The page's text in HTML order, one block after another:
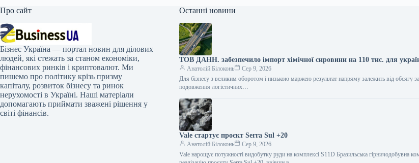
Про сайт
Бізнес Україна — портал новин для ділових
людей, які стежать за станом економіки,
фінансових ринків і криптовалют. Ми
пишемо про політику крізь призму
капіталу, розвиток бізнесу та ринок
нерухомості в Україні. Наші матеріали
допомагають приймати зважені рішення у
світі фінансів.
Останні новини
ТОВ ДАНН. забезпечило імпорт хімічної сировини на 110 тис. для
Анатолій Білоконь
Сер 9, 2026
Для бізнесу з великим оборотом і низькою маржею результат напряму залежить від обсягу
подовження логістичних…
Vale стартує проєкт Serra Sul +20
Анатолій Білоконь
Сер 9, 2026
Vale нарощує потужності видобутку руди на комплексі S11D Бразильська гірничодобувна